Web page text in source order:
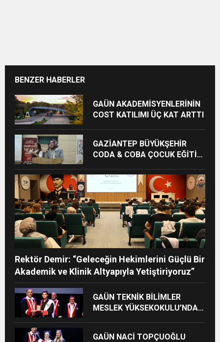
BENZER HABERLER
GAÜN AKADEMİSYENLERİNİN
COST KATILIMI ÜÇ KAT ARTTI
GAZİANTEP BÜYÜKŞEHİR
CODA & COBA ÇOCUK EĞİTİM
HEYECANI
Rektör Demir: “Geleceğin Hekimlerini Güçlü Bir
Akademik ve Klinik Altyapıyla Yetiştiriyoruz”
GAÜN TEKNİK BİLİMLER
MESLEK YÜKSEKOKULU’NDA
GAÜN NACİ TOPÇUOĞLU